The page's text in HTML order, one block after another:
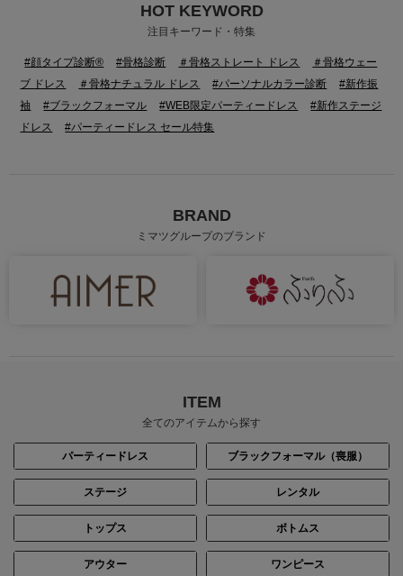
身長：162cm
身長：170cm 身長：163cm
HOT KEYWORD
注目キーワード・特集
#顔タイプ診断® #骨格診断 ＃骨格ストレート ドレス
＃骨格ウェー
ブ ドレス
＃骨格ナチュラル ドレス #パーソナルカラー診断
#新作振
袖
#ブラックフォーマル #WEB限定パーティードレス
#新作ステージ
ドレス
#パーティードレス セール特集
BRAND
ミマツグループのブランド
ITEM
全てのアイテムから探す
パーティードレス ブラックフォーマル（喪服）
ステージ レンタル
トップス ボトムス
アウター ワンピース